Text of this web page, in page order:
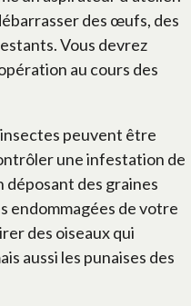
des œufs, des
Vous devrez
au cours des
peuvent être
une infestation de
déposant des graines
endommagées de votre
des oiseaux qui
aussi les punaises des